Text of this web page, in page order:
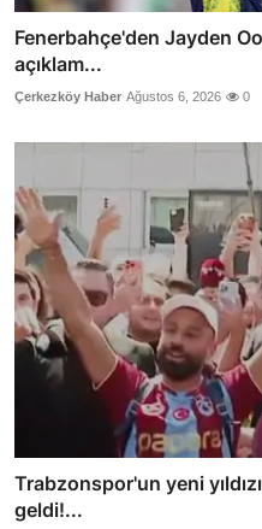
Fenerbahçe'den Jayden
açıklam...
Çerkezköy Haber Ağustos 6, 2026 0
Trabzonspor'un yeni
geldi!...